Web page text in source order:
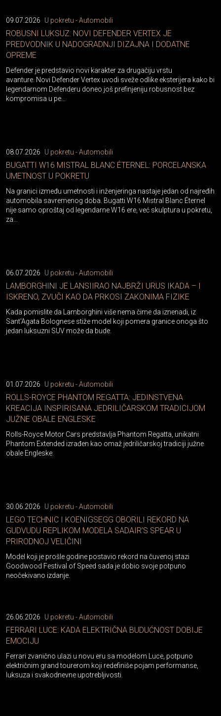
09.07.2026 U pokretu - Automobili
ROBUSNI LUKSUZ: NOVI DEFENDER VERTEX JE
PREDVODNIK U NADOGRADNJI DIZAJNA I DODATNE
OPREME
Defender je predstavio novi karakter za drugačiju vrstu
avanture. Novi Defender Vertex uvodi sveže odlike eksterijera kako bi
legendarnom Defenderu doneo još prefinjeniju robusnost bez
kompromisa u pe...
08.07.2026 U pokretu - Automobili
BUGATTI W16 MISTRAL BLANC ÉTERNEL: PORCELANSKA
UMETNOST U POKRETU
Na granici između umetnosti i inženjeringa nastaje jedan od najređih
automobila savremenog doba. Bugatti W16 Mistral Blanc Éternel
nije samo oproštaj od legendarne W16 ere, već skulptura u pokretu,
za...
06.07.2026 U pokretu - Automobili
LAMBORGHINI JE LANSIIRAO NAJBRŽI URUS IKADA – I
ISKRENO, ZVUČI KAO DA PRKOSI ZAKONIMA FIZIKE
Kada pomislite da Lamborghini više nema čime da iznenadi, iz
Sant'Agata Bolognese stiže model koji pomera granice onoga što
jedan luksuzni SUV može da bude.
01.07.2026 U pokretu - Automobili
ROLLS-ROYCE PHANTOM REGATTA: JEDINSTVENA
KREACIJA INSPIRISANA JEDRILIČARSKOM TRADICIJOM
JUŽNE OBALE ENGLESKE
Rolls-Royce Motor Cars predstavlja Phantom Regatta, unikatni
Phantom Extended izrađen kao omaž jedriličarskoj tradiciji južne
obale Engleske.
30.06.2026 U pokretu - Automobili
LEGO TECHNIC I KOENIGSEGG OBORILI REKORD NA
GUDVUDU REPLIKOM MODELA SADAIR’S SPEAR U
PRIRODNOJ VELIČINI
Model koji je prošle godine postavio rekord na čuvenoj stazi
Goodwood Festival of Speed sada je dobio svoje potpuno
neočekivano izdanje.
26.06.2026 U pokretu - Automobili
FERRARI LUCE: KADA ELEKTRIČNA BUDUĆNOST DOBIJE
EMOCIJU
Ferrari zvanično ulazi u novu eru sa modelom Luce, potpuno
električnim grand tourerom koji redefiniše pojam performanse,
luksuza i svakodnevne upotrebljivosti.